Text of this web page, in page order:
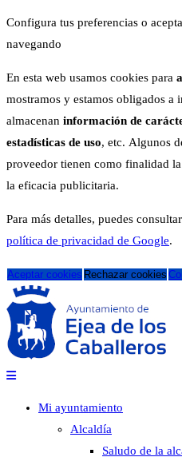
Configura tus preferencias o
navegando
En esta web usamos cookies para
mostramos y estamos obligados a
almacenan información de
estadísticas de uso, etc. Algunos
proveedor tienen como finalidad
la eficacia publicitaria.
Para más detalles, puedes
política de privacidad de Google.
Aceptar cookies Rechazar cookies
Mi ayuntamiento
Alcaldía
Saludo de la